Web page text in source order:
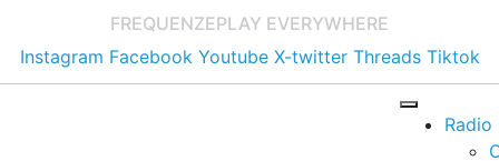
FREQUENZEPLAY EVERYWHERE
Instagram Facebook Youtube X-twitter Threads Tiktok
Radio